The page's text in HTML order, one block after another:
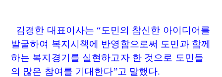
김경한 대표이사는 “도민의 참신한 아이디어를
발굴하여 복지시책에 반영함으로써 도민과 함께
하는 복지경기를 실현하고자 한 것으로 도민들
의 많은 참여를 기대한다”고 말했다.